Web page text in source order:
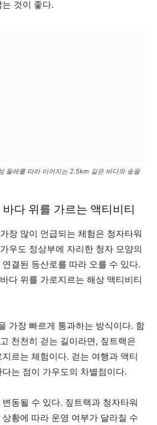
것이 좋다.
둘레를 따라 이어지는 2.5km 길은 바다와 숲을
다 위를 가르는 액티비티
장 많이 언급되는 체험은 청자타워
우도 정상부에 자리한 청자 모양의
결된 등산로를 따라 오를 수 있다.
다 위를 가로지르는 해상 액티비티
가장 빠르게 통과하는 방식이다. 함
천천히 걷는 길이라면, 짚트랙은
르는 체험이다. 걷는 여행과 액티
는 점이 가우도의 차별점이다.
동될 수 있다. 짚트랙과 청자타워
황에 따라 운영 여부가 달라질 수